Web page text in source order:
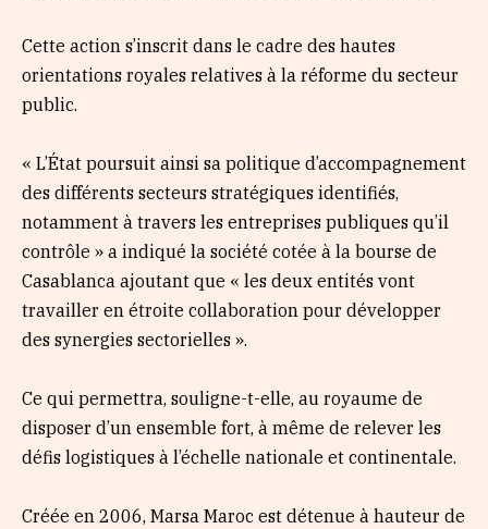
Cette action s’inscrit dans le cadre des hautes
orientations royales relatives à la réforme du secteur
public.
« L’État poursuit ainsi sa politique d’accompagnement
des différents secteurs stratégiques identifiés,
notamment à travers les entreprises publiques qu’il
contrôle » a indiqué la société cotée à la bourse de
Casablanca ajoutant que « les deux entités vont
travailler en étroite collaboration pour développer
des synergies sectorielles ».
Ce qui permettra, souligne-t-elle, au royaume de
disposer d’un ensemble fort, à même de relever les
défis logistiques à l’échelle nationale et continentale.
Créée en 2006, Marsa Maroc est détenue à hauteur de